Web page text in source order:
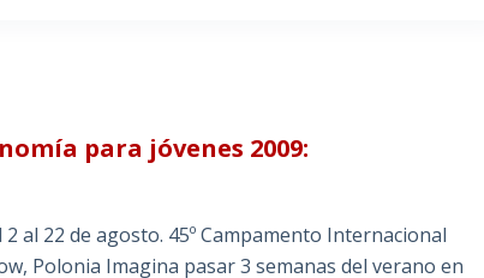
para jóvenes 2009:
al 22 de agosto. 45º Campamento Internacional
Polonia Imagina pasar 3 semanas del verano en